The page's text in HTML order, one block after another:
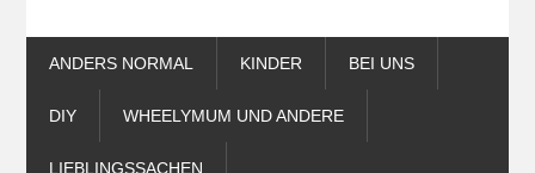
ANDERS NORMAL KINDER BEI UNS
DIY WHEELYMUM UND ANDERE
LIEBLINGSSACHEN